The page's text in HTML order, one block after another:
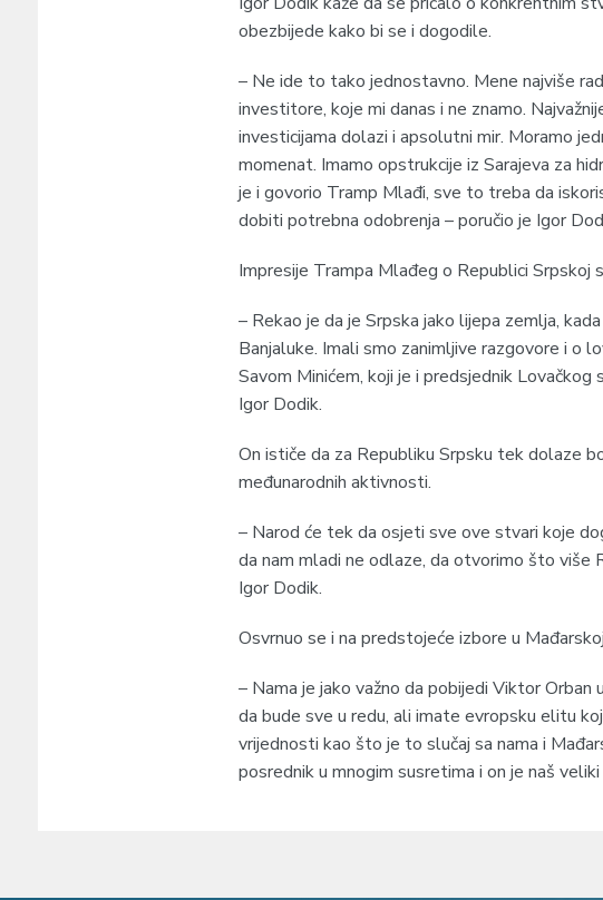
obezbijede kako bi se i dogodile.
– Ne ide to tako jednostavno. Mene najviše
investitore, koje mi danas i ne znamo.
investicijama dolazi i apsolutni mir. Moramo
momenat. Imamo opstrukcije iz Sarajeva za
je i govorio Tramp Mlađi, sve to treba da
dobiti potrebna odobrenja – poručio je Igor
Impresije Trampa Mlađeg o Republici Srpskoj
– Rekao je da je Srpska jako lijepa zemlja,
Banjaluke. Imali smo zanimljive razgovore i o
Savom Minićem, koji je i predsjednik
Igor Dodik.
On ističe da za Republiku Srpsku tek dolaze
međunarodnih aktivnosti.
– Narod će tek da osjeti sve ove stvari koje
da nam mladi ne odlaze, da otvorimo što više
Igor Dodik.
Osvrnuo se i na predstojeće izbore u
– Nama je jako važno da pobijedi Viktor
da bude sve u redu, ali imate evropsku elitu
vrijednosti kao što je to slučaj sa nama i
posrednik u mnogim susretima i on je naš